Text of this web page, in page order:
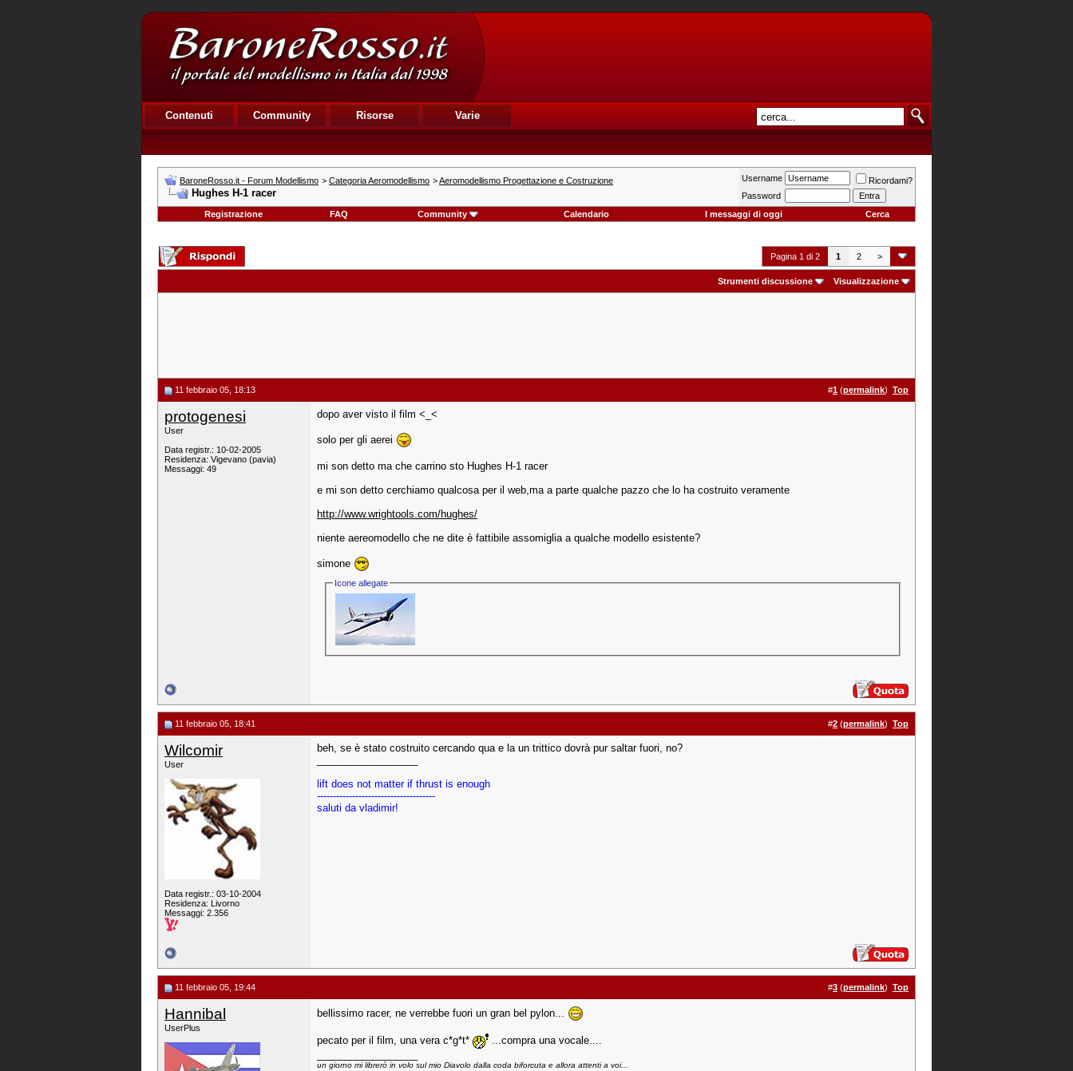
Contenuti Community Risorse Varie
BaroneRosso.it - Forum Modellismo > Categoria Aeromodellismo >Aeromodellismo Progettazione e Costruzione
Hughes H-1 racer
Username
Ricordami?
Password
Registrazione
FAQ Community Calendario I messaggi di oggi Cerca
Pagina 1 di 2 1 2 >
Strumenti discussione Visualizzazione
11 febbraio 05, 18:13 #1 (permalink) Top
protogenesi
User
Data registr.: 10-02-2005
Residenza: Vigevano (pavia)
Messaggi: 49
dopo aver visto il film <_<
solo per gli aerei
mi son detto ma che carrino sto Hughes H-1 racer
e mi son detto cerchiamo qualcosa per il web,ma a parte qualche pazzo che lo ha costruito veramente
http://www.wrightools.com/hughes/
niente aereomodello che ne dite è fattibile assomiglia a qualche modello esistente?
simone
Icone allegate
11 febbraio 05, 18:41 #2 (permalink) Top
Wilcomir
User
Data registr.: 03-10-2004
Residenza: Livorno
Messaggi: 2.356
beh, se è stato costruito cercando qua e la un trittico dovrà pur saltar fuori, no?
lift does not matter if thrust is enough
-------------------------------------
saluti da vladimir!
11 febbraio 05, 19:44 #3 (permalink) Top
Hannibal
UserPlus
bellissimo racer, ne verrebbe fuori un gran bel pylon...
pecato per il film, una vera c*g*t*
...compra una vocale....
un giorno mi librerò in volo sul mio Diavolo dalla coda biforcuta e allora attenti a voi...